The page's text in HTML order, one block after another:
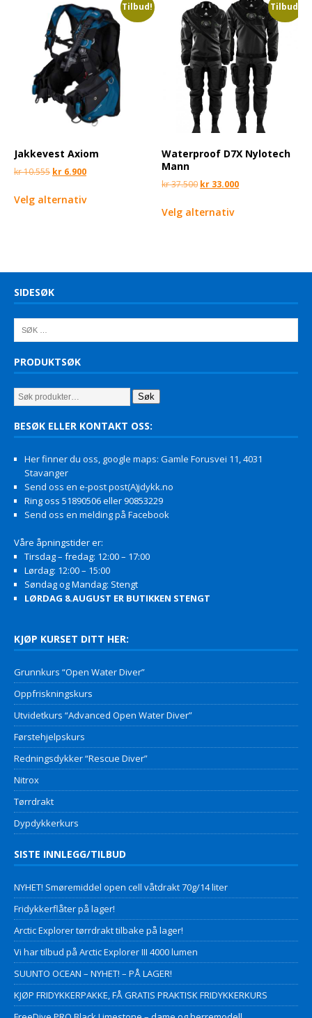
Tilbud!
Jakkevest Axiom
kr10.555 kr 6.900
Velg alternativ
Tilbud!
Waterproof D7X Nylotech
Mann
kr37.500 kr 33.000
Velg alternativ
SIDESØK
PRODUKTSØK
Søk
BESØK ELLER KONTAKT OSS:
Her finner du oss, google maps: Gamle Forusvei 11, 4031
Stavanger
Send oss en e-post post(A)jdykk.no
Ring oss 51890506 eller 90853229
Send oss en melding på Facebook
Våre åpningstider er:
Tirsdag – fredag: 12:00 – 17:00
Lørdag: 12:00 – 15:00
Søndag og Mandag: Stengt
LØRDAG 8.AUGUST ER BUTIKKEN STENGT
KJØP KURSET DITT HER:
Grunnkurs “Open Water Diver”
Oppfriskningskurs
Utvidetkurs “Advanced Open Water Diver”
Førstehjelpskurs
Redningsdykker “Rescue Diver”
Nitrox
Tørrdrakt
Dypdykkerkurs
SISTE INNLEGG/TILBUD
NYHET! Smøremiddel open cell våtdrakt 70g/14 liter
Fridykkerflåter på lager!
Arctic Explorer tørrdrakt tilbake på lager!
Vi har tilbud på Arctic Explorer III 4000 lumen
SUUNTO OCEAN – NYHET! – PÅ LAGER!
KJØP FRIDYKKERPAKKE, FÅ GRATIS PRAKTISK FRIDYKKERKURS